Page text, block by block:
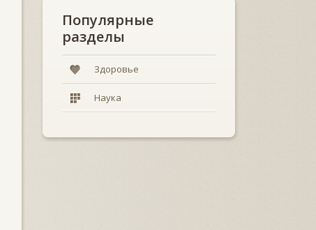
Популярные
разделы
Здоровье
Наука